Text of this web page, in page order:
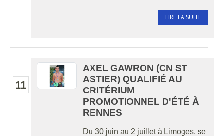
LIRE LA SUITE
11
AXEL GAWRON (CN ST
ASTIER) QUALIFIÉ AU
CRITÉRIUM
PROMOTIONNEL D'ÉTÉ À
RENNES
Du 30 juin au 2 juillet à Limoges, se